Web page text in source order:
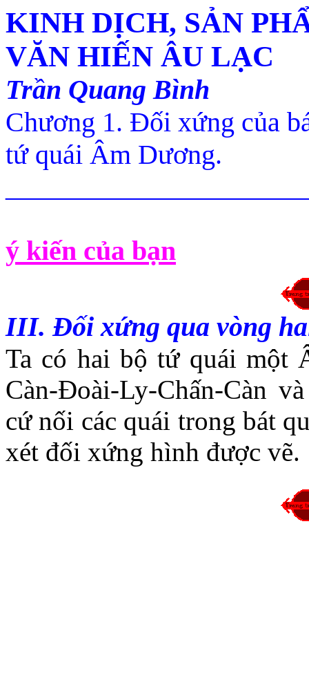
KINH DỊCH, SẢN
VĂN HIẾN ÂU LẠC
Trần Quang Bình
Chương 1. Đối xứng của
tứ quái Âm Dương.
ý kiến của bạn
III. Đối xứng qua vòng
Ta có hai bộ tứ quái một
Càn-Đoài-Ly-Chấn-Càn
cứ nối các quái trong bát
xét đối xứng hình được vẽ.